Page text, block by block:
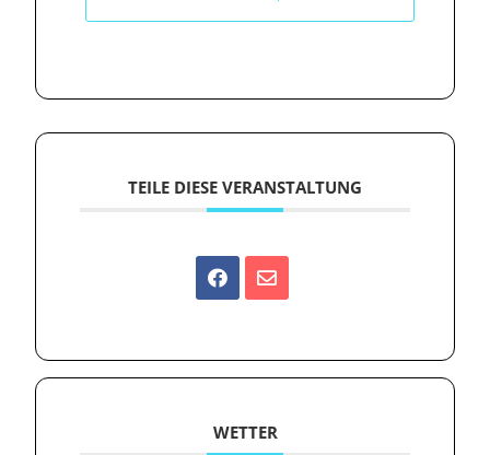
TEILE DIESE VERANSTALTUNG
WETTER